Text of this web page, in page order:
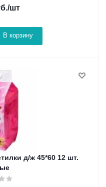
/шт
В корзину
д/ж 45*60 12 шт.